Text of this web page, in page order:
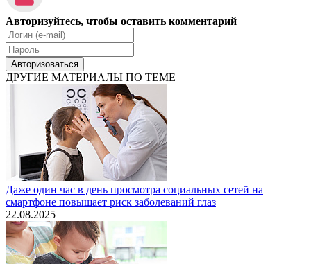
Авторизуйтесь, чтобы оставить комментарий
Авторизоваться
ДРУГИЕ МАТЕРИАЛЫ ПО ТЕМЕ
Даже один час в день просмотра социальных сетей на
смартфоне повышает риск заболеваний глаз
22.08.2025